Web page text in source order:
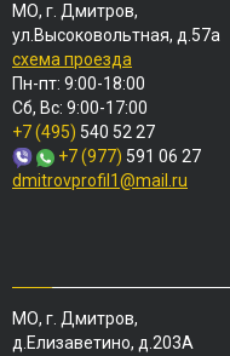
МО, г. Дмитров,
ул.Высоковольтная, д.57а
схема проезда
Пн-пт: 9:00-18:00
Сб, Вс: 9:00-17:00
+7 (495) 540 52 27
+7 (977) 591 06 27
dmitrovprofil1@mail.ru
МО, г. Дмитров,
д.Елизаветино, д.203А